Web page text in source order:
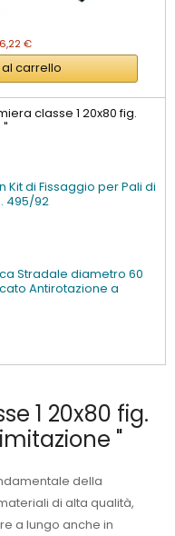
€
carrello
classe 1 20x80 fig.
di Fissaggio per Pali di
495/92
Stradale diametro 60
Antirotazione a
1 20x80 fig.
"
della
di alta qualità,
a lungo anche in